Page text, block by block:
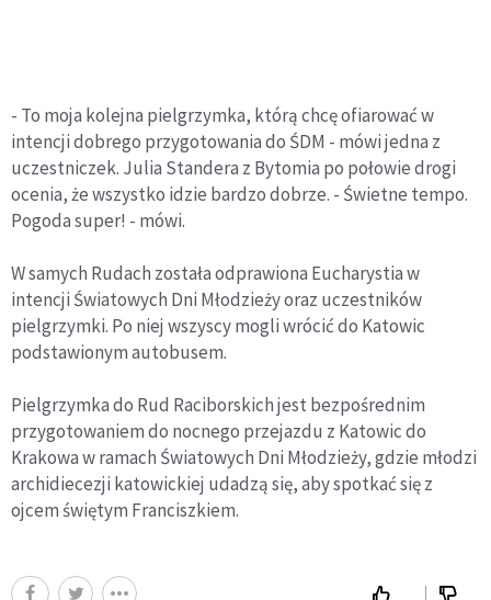
- To moja kolejna pielgrzymka, którą chcę ofiarować w
intencji dobrego przygotowania do ŚDM - mówi jedna z
uczestniczek. Julia Standera z Bytomia po połowie drogi
ocenia, że wszystko idzie bardzo dobrze. - Świetne tempo.
Pogoda super! - mówi.
W samych Rudach została odprawiona Eucharystia w
intencji Światowych Dni Młodzieży oraz uczestników
pielgrzymki. Po niej wszyscy mogli wrócić do Katowic
podstawionym autobusem.
Pielgrzymka do Rud Raciborskich jest bezpośrednim
przygotowaniem do nocnego przejazdu z Katowic do
Krakowa w ramach Światowych Dni Młodzieży, gdzie młodzi
archidiecezji katowickiej udadzą się, aby spotkać się z
ojcem świętym Franciszkiem.